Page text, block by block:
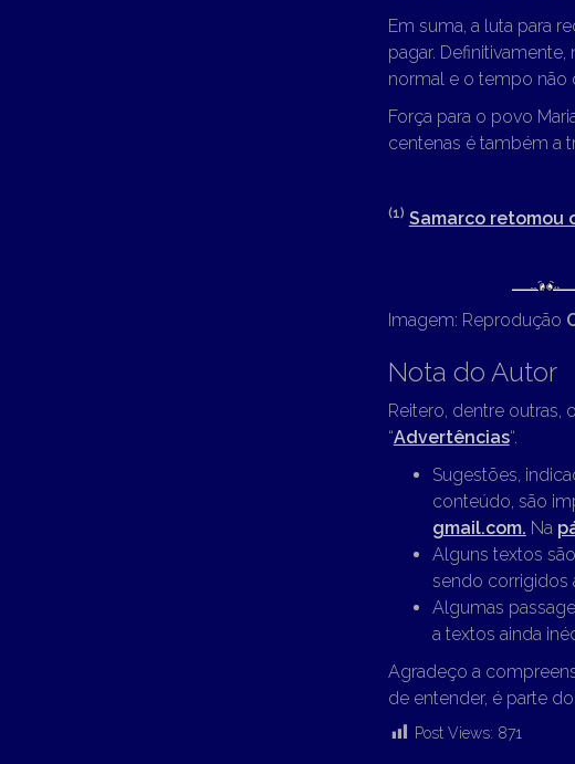
Em suma, a luta para
pagar.
normal e o tempo não
Força para o povo
centenas é também a
(1) Samarco retomou
Imagem: Reprodução
Nota do Autor
Reitero, dentre
“Advertências“.
Sugestões,
conteúdo, são
gmail.com. Na
Alguns textos
sendo corrigidos
Algumas
a textos ainda
Agradeço a
de entender, é parte do
Post Views: 871